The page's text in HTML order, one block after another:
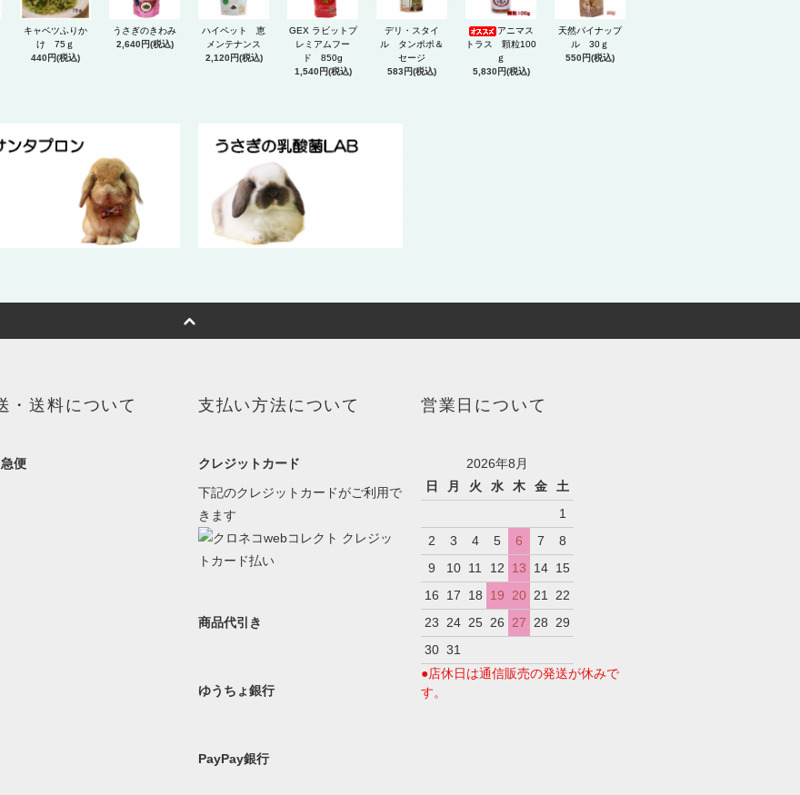
キャベツふりか
け 75ｇ
440円(税込)
うさぎのきわみ
2,640円(税込)
ハイペット 恵
メンテナンス
2,120円(税込)
GEX ラビットプ
レミアムフー
ド 850g
1,540円(税込)
デリ・スタイ
ル タンポポ＆
セージ
583円(税込)
アニマス
トラス 顆粒100
ｇ
5,830円(税込)
天然パイナップ
ル 30ｇ
550円(税込)
・送料について
便
支払い方法について
クレジットカード
下記のクレジットカードがご利用で
きます
商品代引き
ゆうちょ銀行
PayPay銀行
営業日について
2026年8月
日
月 火 水 木 金
土
1
2
3 4 5 6 7
8
9
10 11 12 13 14 15
16
17 18 19 20 21 22
23 24 25 26 27 28 29
30 31
●店休日は通信販売の発送が休みで
す。